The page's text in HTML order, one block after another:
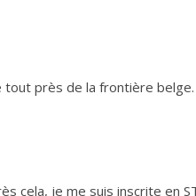
tout près de la frontière
cela, je me suis inscrite en